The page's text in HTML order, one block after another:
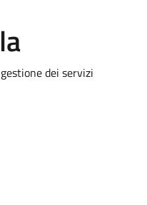
dei servizi